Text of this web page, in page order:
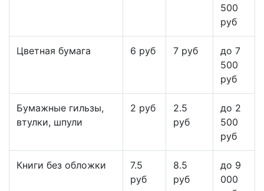
500
руб
Цветная бумага 6 руб 7 руб
до 7
500
руб
Бумажные гильзы,
втулки, шпули
2 руб
2.5
руб
до 2
500
руб
Книги без обложки
7.5
руб
8.5
руб
до 9
000